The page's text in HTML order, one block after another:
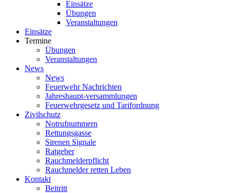
Einsätze
Übungen
Veranstaltungen
Einsätze
Termine
Übungen
Veranstaltungen
News
News
Feuerwehr Nachrichten
Jahreshaupt-versammlungen
Feuerwehrgesetz und Tarifordnung
Zivilschutz
Notrufnummern
Rettungsgasse
Sirenen Signale
Ratgeber
Rauchmelderpflicht
Rauchmelder retten Leben
Kontakt
Beitritt